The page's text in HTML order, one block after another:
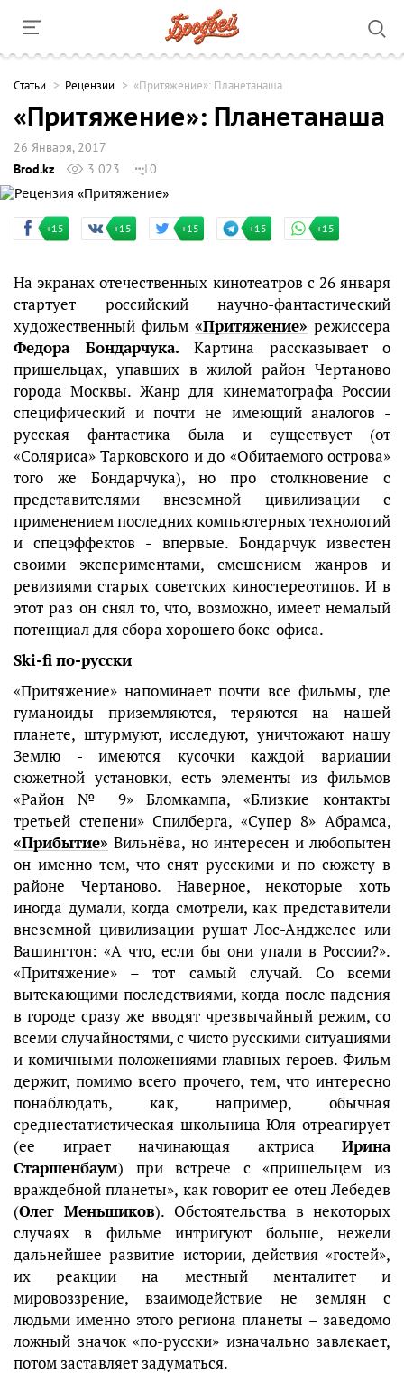
Cтатьи Рецензии «Притяжение»: Планетанаша
«Притяжение»: Планетанаша
26 Января, 2017
Brod.kz
3 023 0
+15 +15 +15 +15 +15
На экранах отечественных кинотеатров с 26 января
стартует российский научно-фантастический
художественный фильм «Притяжение» режиссера
Федора Бондарчука. Картина рассказывает о
пришельцах, упавших в жилой район Чертаново
города Москвы. Жанр для кинематографа России
специфический и почти не имеющий аналогов -
русская фантастика была и существует (от
«Соляриса» Тарковского и до «Обитаемого острова»
того же Бондарчука), но про столкновение с
представителями внеземной цивилизации с
применением последних компьютерных технологий
и спецэффектов - впервые. Бондарчук известен
своими экспериментами, смешением жанров и
ревизиями старых советских киностереотипов. И в
этот раз он снял то, что, возможно, имеет немалый
потенциал для сбора хорошего бокс-офиса.
Ski-fiпо-русски
«Притяжение» напоминает почти все фильмы, где
гуманоиды приземляются, теряются на нашей
планете, штурмуют, исследуют, уничтожают нашу
Землю - имеются кусочки каждой вариации
сюжетной установки, есть элементы из фильмов
«Район № 9» Бломкампа, «Близкие контакты
третьей степени» Спилберга, «Супер 8» Абрамса,
«Прибытие» Вильнёва, но интересен и любопытен
он именно тем, что снят русскими и по сюжету в
районе Чертаново. Наверное, некоторые хоть
иногда думали, когда смотрели, как представители
внеземной цивилизации рушат Лос-Анджелес или
Вашингтон: «А что, если бы они упали в России?».
«Притяжение» – тот самый случай. Со всеми
вытекающими последствиями, когда после падения
в городе сразу же вводят чрезвычайный режим, со
всеми случайностями, с чисто русскими ситуациями
и комичными положениями главных героев. Фильм
держит, помимо всего прочего, тем, что интересно
понаблюдать, как, например, обычная
среднестатистическая школьница Юля отреагирует
(ее играет начинающая актриса Ирина
Старшенбаум) при встрече с «пришельцем из
враждебной планеты», как говорит ее отец Лебедев
(Олег Меньшиков). Обстоятельства в некоторых
случаях в фильме интригуют больше, нежели
дальнейшее развитие истории, действия «гостей»,
их реакции на местный менталитет и
мировоззрение, взаимодействие не землян с
людьми именно этого региона планеты – заведомо
ложный значок «по-русски» изначально завлекает,
потом заставляет задуматься.